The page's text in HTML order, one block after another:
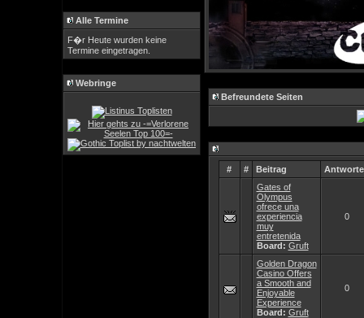
Alle Termine
F�r Heute wurden keine
Termine eingetragen.
Webringe
Befreundete Seiten
# # Beitrag
Gates of
Olympus
ofrece una
experiencia
muy
entretenida
Board: Gruft
0
Golden Dragon
Casino Offers
a Smooth and
Enjoyable
Experience
Board: Gruft
0